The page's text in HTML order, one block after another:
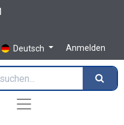
Deutsch
Anmelden